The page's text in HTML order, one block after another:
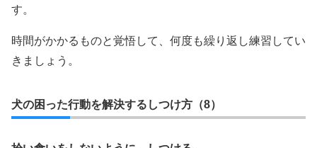
す。
時間がかかるものと覚悟して、何度も繰り返し練習してい
きましょう。
犬の困った行動を解決するしつけ方（8）